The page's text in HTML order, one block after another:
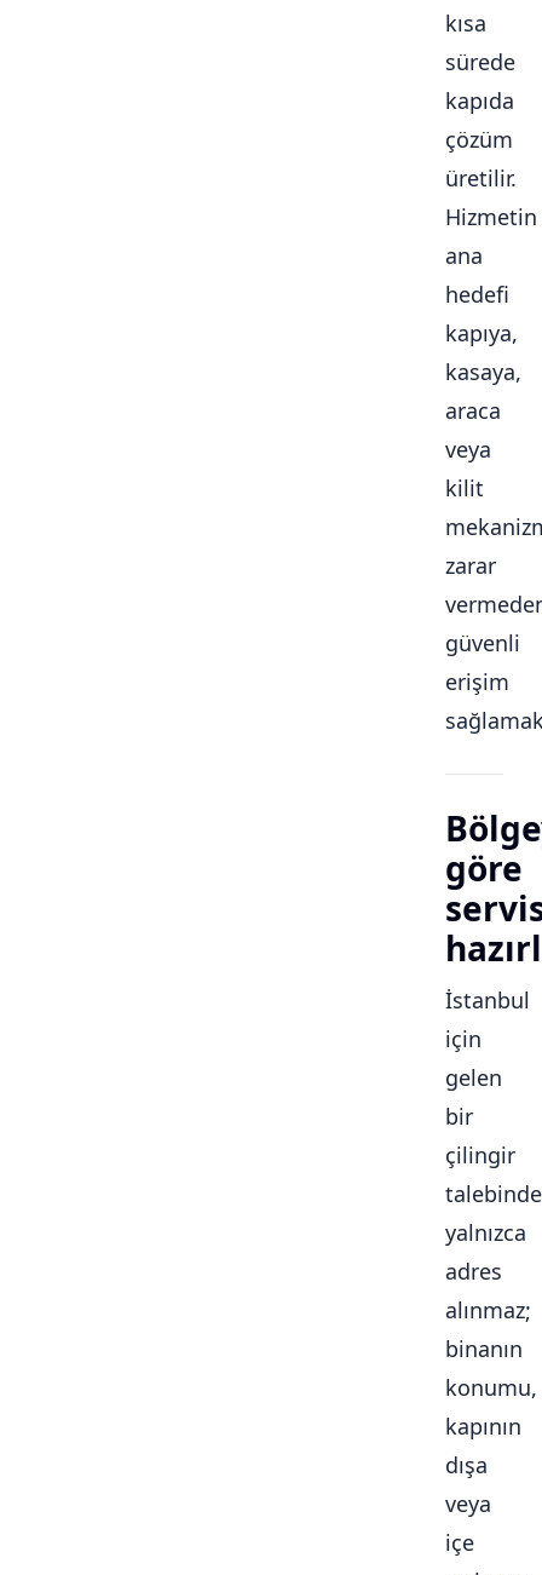
kısa
sürede
kapıda
çözüm
üretilir.
Hizmetin
ana
hedefi
kapıya,
kasaya,
araca
veya
kilit
zarar
güvenli
erişim
göre
İstanbul
için
gelen
bir
çilingir
talebinde
yalnızca
adres
alınmaz;
binanın
konumu,
kapının
dışa
veya
içe